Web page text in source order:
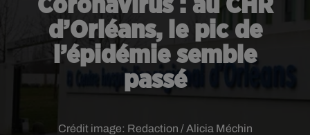
Coronavirus : au CHR
d’Orléans, le pic de
l’épidémie semble
passé
Crédit image: Redaction / Alicia Méchin